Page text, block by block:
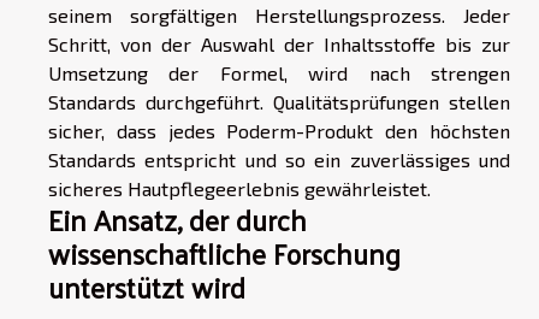
seinem sorgfältigen Herstellungsprozess. Jeder
Schritt, von der Auswahl der Inhaltsstoffe bis zur
Umsetzung der Formel, wird nach strengen
Standards durchgeführt. Qualitätsprüfungen stellen
sicher, dass jedes Poderm-Produkt den höchsten
Standards entspricht und so ein zuverlässiges und
sicheres Hautpflegeerlebnis gewährleistet.
Ein Ansatz, der durch
wissenschaftliche Forschung
unterstützt wird